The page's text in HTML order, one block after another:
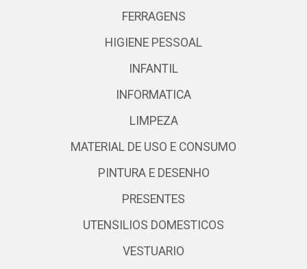
FERRAGENS
HIGIENE PESSOAL
INFANTIL
INFORMATICA
LIMPEZA
MATERIAL DE USO E CONSUMO
PINTURA E DESENHO
PRESENTES
UTENSILIOS DOMESTICOS
VESTUARIO